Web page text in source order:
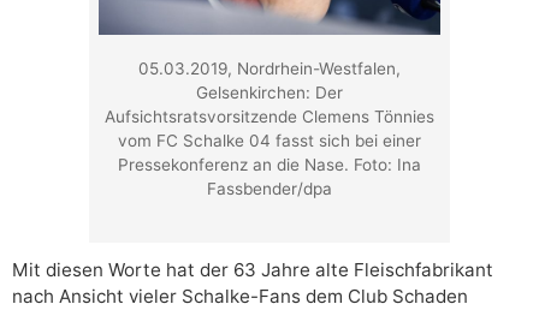
05.03.2019, Nordrhein-Westfalen,
Gelsenkirchen: Der
Aufsichtsratsvorsitzende Clemens Tönnies
vom FC Schalke 04 fasst sich bei einer
Pressekonferenz an die Nase. Foto: Ina
Fassbender/dpa
Mit diesen Worte hat der 63 Jahre alte Fleischfabrikant
nach Ansicht vieler Schalke-Fans dem Club Schaden